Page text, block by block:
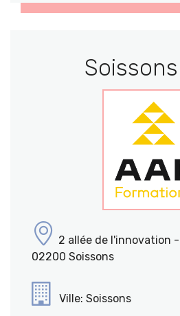
2 allée de l'innovation
02200 Soissons
Ville: Soissons